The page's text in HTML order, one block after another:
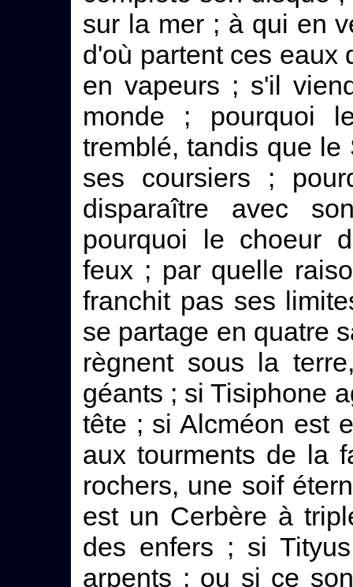
sur la mer ; à qui en
d'où partent ces eaux
en vapeurs ; s'il
monde ; pourquoi
tremblé, tandis que
ses coursiers ;
disparaître avec
pourquoi le choeur
feux ; par quelle
franchit pas ses
se partage en quatre
règnent sous la
géants ; si Tisiphone
tête ; si Alcméon est
aux tourments de la
rochers, une soif
est un Cerbère à
des enfers ; si
arpents ; ou si ce